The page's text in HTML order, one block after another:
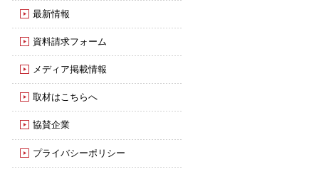
最新情報
資料請求フォーム
メディア掲載情報
取材はこちらへ
協賛企業
プライバシーポリシー